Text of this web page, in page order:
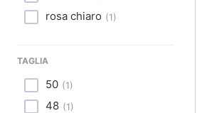
rosa chiaro (1)
TAGLIA
50 (1)
48 (1)